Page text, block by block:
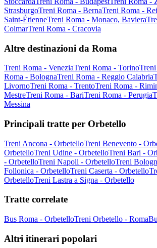
StrasburgoTreni Roma - BernaTreni Roma -
Saint-ÉtienneTreni Roma - Monaco, Baviera
ColmarTreni Roma - Cracovia
Altre destinazioni da Roma
Treni Roma - VeneziaTreni Roma - Torino
Roma - BolognaTreni Roma - Reggio Calabria
LivornoTreni Roma - TrentoTreni Roma -
MestreTreni Roma - BariTreni Roma - Perugia
Messina
Principali tratte per Orbetello
Treni Ancona - OrbetelloTreni Benevento -
OrbetelloTreni Udine - OrbetelloTreni Bari -
- OrbetelloTreni Napoli - OrbetelloTreni
Follonica - OrbetelloTreni Caserta - Orbetello
OrbetelloTreni Lastra a Signa - Orbetello
Tratte correlate
Bus Roma - OrbetelloTreni Orbetello - Roma
Altri itinerari popolari